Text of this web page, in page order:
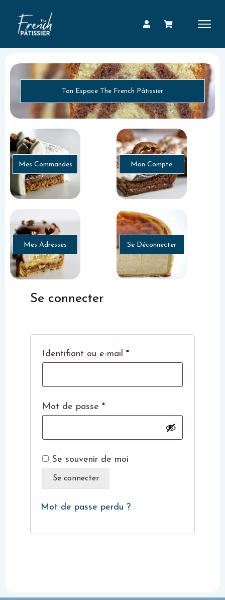
Ton Espace The French Pâtissier
Mes Commandes Mon Compte
Mes Adresses Se Déconnecter
Se connecter
Identifiant ou e-mail *Obligatoire
Mot de passe *Obligatoire
Se souvenir de moi
Se connecter
Mot de passe perdu ?